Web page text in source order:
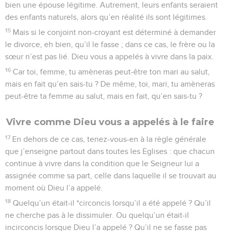
bien une épouse légitime. Autrement, leurs enfants seraient
des enfants naturels, alors qu’en réalité ils sont légitimes.
15 Mais si le conjoint non-croyant est déterminé à demander
le divorce, eh bien, qu’il le fasse ; dans ce cas, le frère ou la
sœur n’est pas lié. Dieu vous a appelés à vivre dans la paix.
16 Car toi, femme, tu amèneras peut-être ton mari au salut,
mais en fait qu’en sais-tu ? De même, toi, mari, tu amèneras
peut-être ta femme au salut, mais en fait, qu’en sais-tu ?
Vivre comme Dieu vous a appelés à le faire
17 En dehors de ce cas, tenez-vous-en à la règle générale
que j’enseigne partout dans toutes les Eglises : que chacun
continue à vivre dans la condition que le Seigneur lui a
assignée comme sa part, celle dans laquelle il se trouvait au
moment où Dieu l’a appelé.
18 Quelqu’un était-il *circoncis lorsqu’il a été appelé ? Qu’il
ne cherche pas à le dissimuler. Ou quelqu’un était-il
incirconcis lorsque Dieu l’a appelé ? Qu’il ne se fasse pas